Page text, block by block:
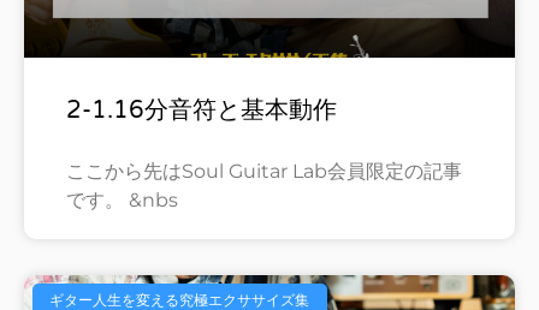
2-1.16分音符と基本動作
ここから先はSoul Guitar Lab会員限定の記事
です。 &nbs
ギター人生を変える究極エクササイズ集